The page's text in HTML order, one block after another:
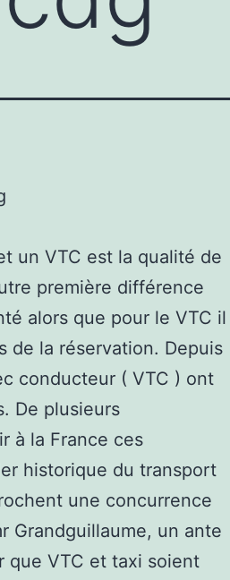
un VTC est la qualité de
première différence
alors que pour le VTC il
de la réservation. Depuis
conducteur ( VTC ) ont
De plusieurs
à la France ces
historique du transport
une concurrence
Grandguillaume, un ante
que VTC et taxi soient